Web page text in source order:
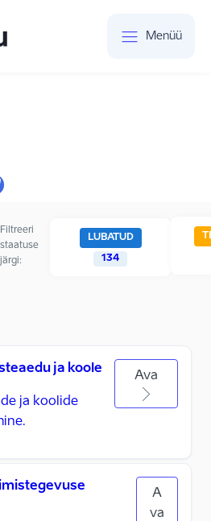
Menüü
Filtreeri
staatuse
järgi:
LUBATUD
134
ja koole
ja koolide
Ava
A
va